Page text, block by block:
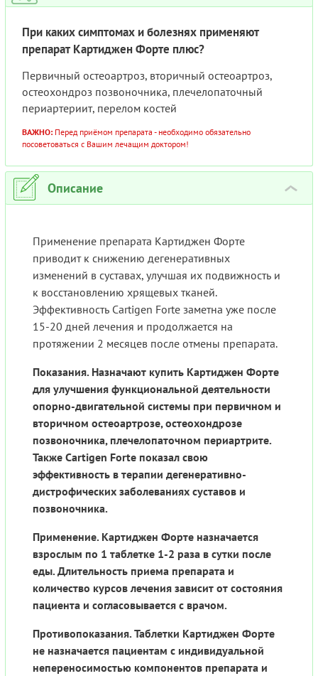
При каких симптомах и болезнях применяют
препарат Картиджен Форте плюс?
Первичный остеоартроз, вторичный остеоартроз,
остеохондроз позвоночника, плечелопаточный
периартериит, перелом костей
ВАЖНО: Перед приёмом препарата - необходимо обязательно
посоветоваться с Вашим лечащим доктором!
Описание ›
Применение препарата Картиджен Форте
приводит к снижению дегенеративных
изменений в суставах, улучшая их подвижность и
к восстановлению хрящевых тканей.
Эффективность Cartigen Forte заметна уже после
15-20 дней лечения и продолжается на
протяжении 2 месяцев после отмены препарата.
Показания. Назначают купить Картиджен Форте
для улучшения функциональной деятельности
опорно-двигательной системы при первичном и
вторичном остеоартрозе, остеохондрозе
позвоночника, плечелопаточном периартрите.
Также Cartigen Forte показал свою
эффективность в терапии дегенеративно-
дистрофических заболеваниях суставов и
позвоночника.
Применение. Картиджен Форте назначается
взрослым по 1 таблетке 1-2 раза в сутки после
еды. Длительность приема препарата и
количество курсов лечения зависит от состояния
пациента и согласовывается с врачом.
Противопоказания. Таблетки Картиджен Форте
не назначается пациентам с индивидуальной
непереносимостью компонентов препарата и